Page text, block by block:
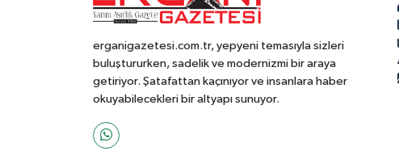
erganigazetesi.com.tr, yepyeni temasıyla sizleri
buluştururken, sadelik ve modernizmi bir araya
getiriyor. Şatafattan kaçınıyor ve insanlara haber
okuyabilecekleri bir altyapı sunuyor.